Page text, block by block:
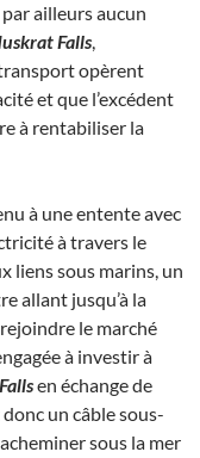
ailleurs aucun
Falls,
opèrent
et que l’excédent
à rentabiliser la
à une entente avec
à travers le
liens sous marins, un
allant jusqu’à la
le marché
à investir à
en échange de
donc un câble sous-
sous la mer